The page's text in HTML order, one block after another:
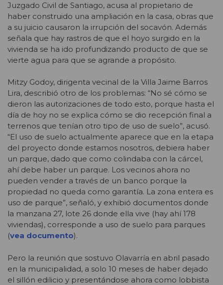
Juzgado Civil de Santiago, acusa al propietario de
haber construido una ampliación en la casa, obras que
a su juicio causaron la irrupción del socavón. Además
señala que hay rastros de que el hoyo surgido en la
vivienda se ha ido profundizando producto de que se
vierte agua para que se agrande a propósito.
Mitzy Godoy, dirigenta vecinal de la Villa Jaime Barros
Lira, describió otro de los problemas: “No sé cómo se
dieron las autorizaciones de todo esto, porque hasta el
día de hoy no se explica cómo se dio recepción final a
terrenos que tenían otro tipo de uso de suelo”, acusó.
“El uso de suelo actualmente aparece que en la etapa
del proyecto donde estamos nosotros, debiera haber
un parque, dado que como colindaba con la cárcel,
ahí debe haber un parque. Los vecinos ahora no
pueden vender a través de un banco porque la
propiedad no queda como garantía. La zona entera es
uso de parque”, señaló, y exhibió documentos donde
la manzana 27, lote 26 donde ella vive (hay ahí 178
viviendas), corresponde a uso de suelo para parques
(vea documento).
Pero la reunión que sostuvo Olavarría en abril pasado
en la municipalidad, a solo 10 meses de haber dejado
el sillón edilicio y presentándose ahora como lobbista